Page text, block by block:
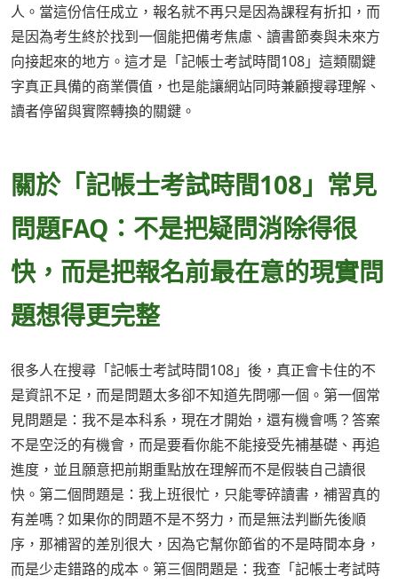
人。當這份信任成立，報名就不再只是因為課程有折扣，而
是因為考生終於找到一個能把備考焦慮、讀書節奏與未來方
向接起來的地方。這才是「記帳士考試時間108」這類關鍵
字真正具備的商業價值，也是能讓網站同時兼顧搜尋理解、
讀者停留與實際轉換的關鍵。
關於「記帳士考試時間108」常見
問題FAQ：不是把疑問消除得很
快，而是把報名前最在意的現實問
題想得更完整
很多人在搜尋「記帳士考試時間108」後，真正會卡住的不
是資訊不足，而是問題太多卻不知道先問哪一個。第一個常
見問題是：我不是本科系，現在才開始，還有機會嗎？答案
不是空泛的有機會，而是要看你能不能接受先補基礎、再追
進度，並且願意把前期重點放在理解而不是假裝自己讀很
快。第二個問題是：我上班很忙，只能零碎讀書，補習真的
有差嗎？如果你的問題不是不努力，而是無法判斷先後順
序，那補習的差別很大，因為它幫你節省的不是時間本身，
而是少走錯路的成本。第三個問題是：我查「記帳士考試時